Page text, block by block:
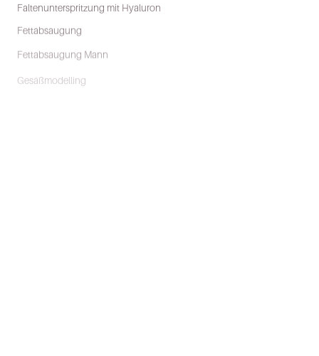
Faltenunterspritzung mit Hyaluron
Fettabsaugung
Gesichtshaut Abtragen